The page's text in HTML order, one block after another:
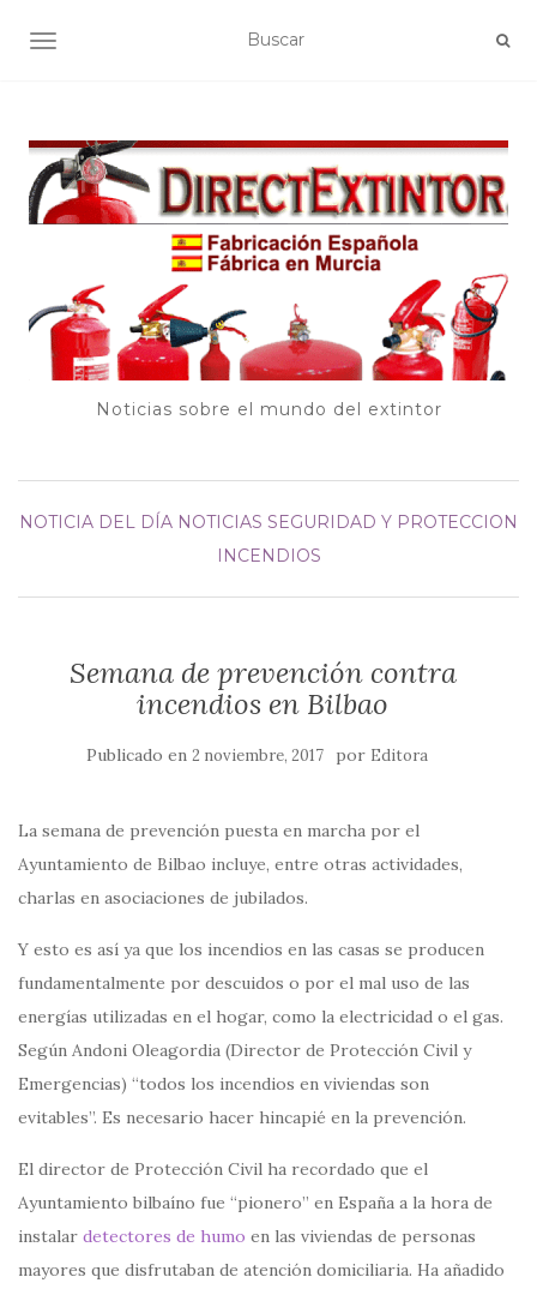
ALTERNAR NAVEGACIÓN
Noticias sobre el mundo del extintor
NOTICIA DEL DÍA NOTICIAS SEGURIDAD Y PROTECCION
INCENDIOS
Semana de prevención contra
incendios en Bilbao
Publicado en 2 noviembre, 2017 por Editora
La semana de prevención puesta en marcha por el
Ayuntamiento de Bilbao incluye, entre otras actividades,
charlas en asociaciones de jubilados.
Y esto es así ya que los incendios en las casas se producen
fundamentalmente por descuidos o por el mal uso de las
energías utilizadas en el hogar, como la electricidad o el gas.
Según Andoni Oleagordia (Director de Protección Civil y
Emergencias) “todos los incendios en viviendas son
evitables”. Es necesario hacer hincapié en la prevención.
El director de Protección Civil ha recordado que el
Ayuntamiento bilbaíno fue “pionero” en España a la hora de
instalar detectores de humo en las viviendas de personas
mayores que disfrutaban de atención domiciliaria. Ha añadido